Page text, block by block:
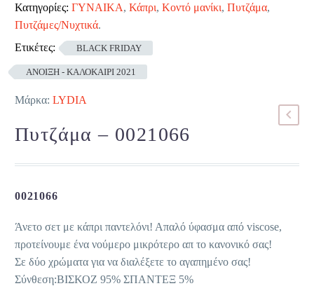
Κατηγορίες: ΓΥΝΑΙΚΑ, Κάπρι, Κοντό μανίκι, Πυτζάμα,
Πυτζάμες/Νυχτικά.
Ετικέτες:
BLACK FRIDAY
ΑΝΟΙΞΗ - ΚΑΛΟΚΑΙΡΙ 2021
Μάρκα: LYDIA
Πυτζάμα – 0021066
0021066
Άνετο σετ με κάπρι παντελόνι! Απαλό ύφασμα από viscose,
προτείνουμε ένα νούμερο μικρότερο απ το κανονικό σας!
Σε δύο χρώματα για να διαλέξετε το αγαπημένο σας!
Σύνθεση:ΒΙΣΚΟΖ 95% ΣΠΑΝΤΕΞ 5%